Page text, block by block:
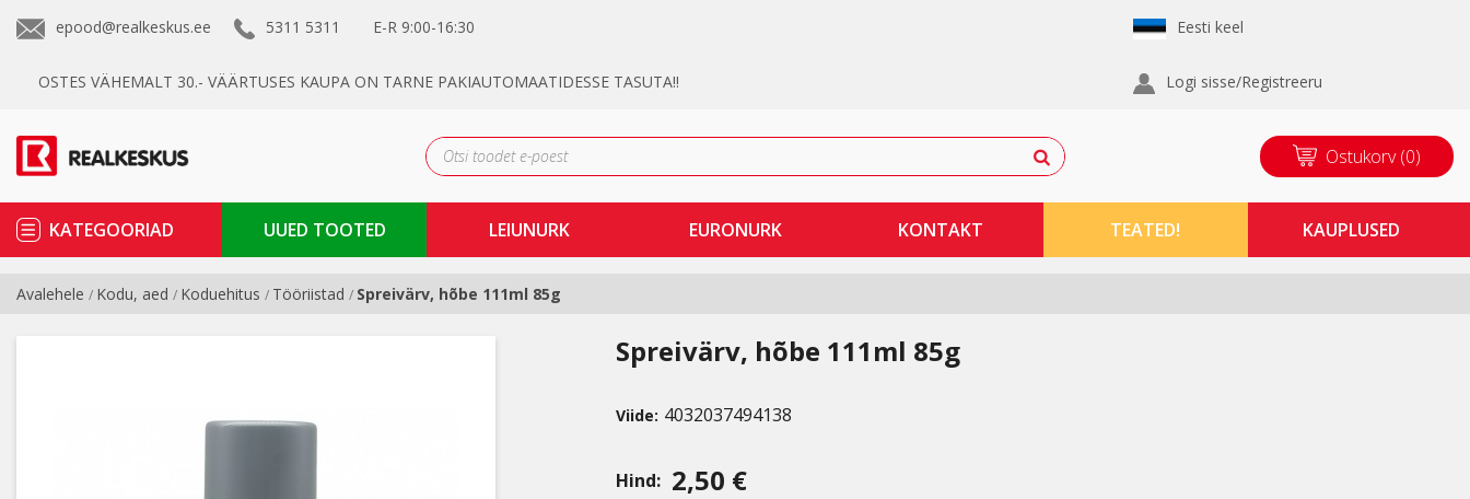
epood@realkeskus.ee 5311 5311 E-R 9:00-16:30
OSTES VÄHEMALT 30.- VÄÄRTUSES KAUPA ON TARNE PAKIAUTOMAATIDESSE TASUTA!!
Eesti keel
Logi sisse/Registreeru
Ostukorv (0)
KATEGOORIAD UUED TOOTED LEIUNURK EURONURK KONTAKT TEATED! KAUPLUSED
Avalehele / Kodu, aed / Koduehitus / Tööriistad / Spreivärv, hõbe 111ml 85g
Spreivärv, hõbe 111ml 85g
Viide: 4032037494138
Hind: 2,50 €